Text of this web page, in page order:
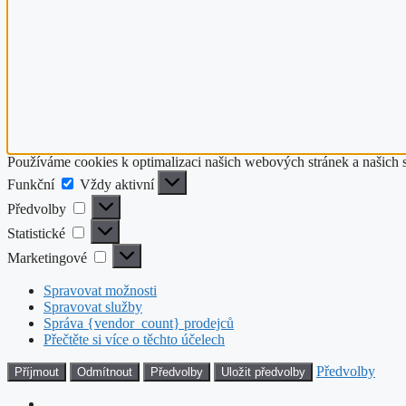
Používáme cookies k optimalizaci našich webových stránek a našich
Funkční
Funkční
Vždy aktivní
Předvolby
Předvolby
Statistické Statistické
Marketingové Marketingové
Spravovat možnosti
Spravovat služby
Správa {vendor_count} prodejců
Přečtěte si více o těchto účelech
Příjmout Odmítnout Předvolby Uložit předvolby Předvolby